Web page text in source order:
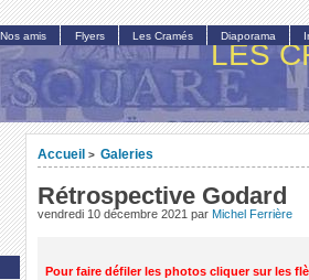
LES
Accueil > Galeries
Rétrospective Godard
vendredi 10 décembre 2021 par Michel Ferrière
Pour faire défiler les photos cliquer sur les
Nos amis Flyers Les Cramés Diaporama